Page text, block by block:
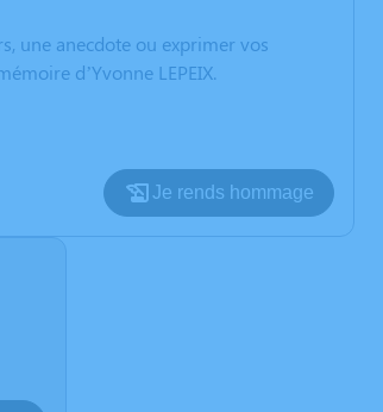
une anecdote ou exprimer vos
d’Yvonne LEPEIX.
Je rends hommage